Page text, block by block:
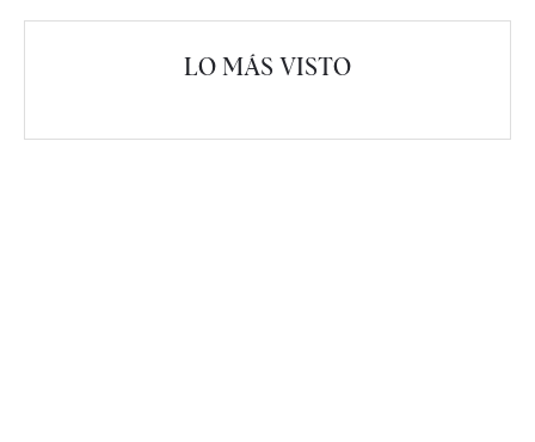
LO MÁS VISTO